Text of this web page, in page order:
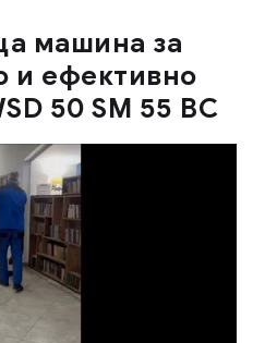
машина за
и ефективно
50 SM 55 BC